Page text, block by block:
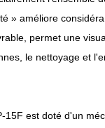
» améliore
permet une
le nettoyage et
15F est doté d'un